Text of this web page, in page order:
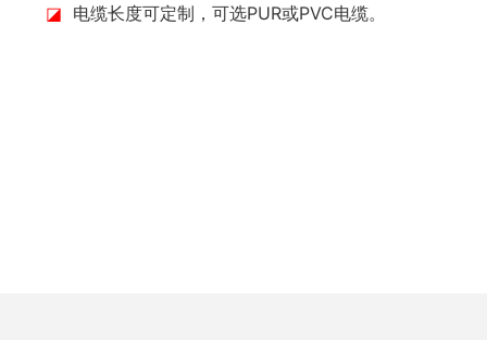
◪ 电缆长度可定制，可选PUR或PVC电缆。